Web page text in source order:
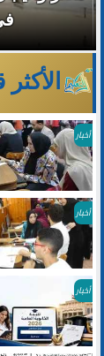
أخبار
أخبار
أخبار